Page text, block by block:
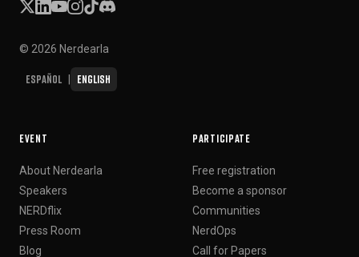
© 2026 Nerdearla
Español English
EVENT
About Nerdearla
Speakers
NERDflix
Press Room
Blog
PARTICIPATE
Free registration
Become a sponsor
Communities
NerdOps
Call for Papers